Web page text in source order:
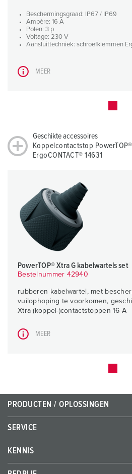
Beschermingsgraad: IP67 / IP69
Ampère: 16 A
Polen: 3 p
Voltage: 230 V
Aansluittechniek: schroefklemmen
MEER
Geschikte accessoires
Koppelcontactstop
ErgoCONTACT® 14631
PowerTOP® Xtra G kabelwartels set
Bestelnummer 42940
rubberen kabelwartel, met
vuilophoping te voorkomen,
Xtra (koppel-)contactstoppen 16 A
MEER
PRODUCTEN / OPLOSSINGEN
SERVICE
KENNIS